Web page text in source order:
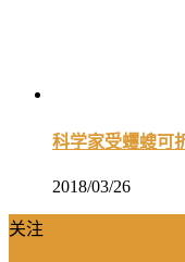
科学家受蠼螋可
2018/03/26
关注